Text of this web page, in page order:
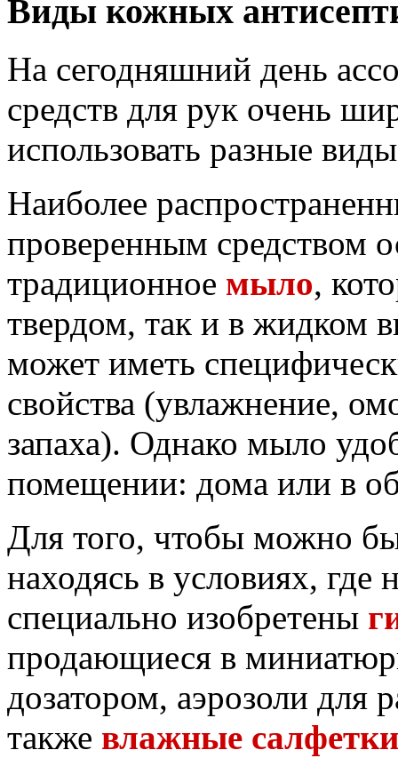
Виды кожных
На сегодняшний день
средств для рук очень
использовать разные
Наиболее
проверенным средством
традиционное мыло,
твердом, так и в жидком
может иметь
свойства (увлажнение,
запаха). Однако мыло
помещении: дома или в
Для того, чтобы можно
находясь в условиях,
специально изобретены
продающиеся в
дозатором, аэрозоли для
также влажные салфетки